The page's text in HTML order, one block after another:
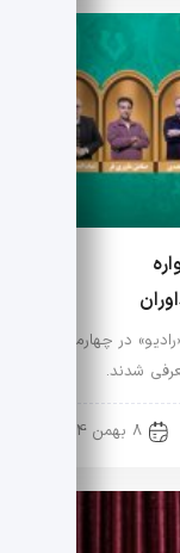
در چهارمین
شدند.
8 بهمن 1404